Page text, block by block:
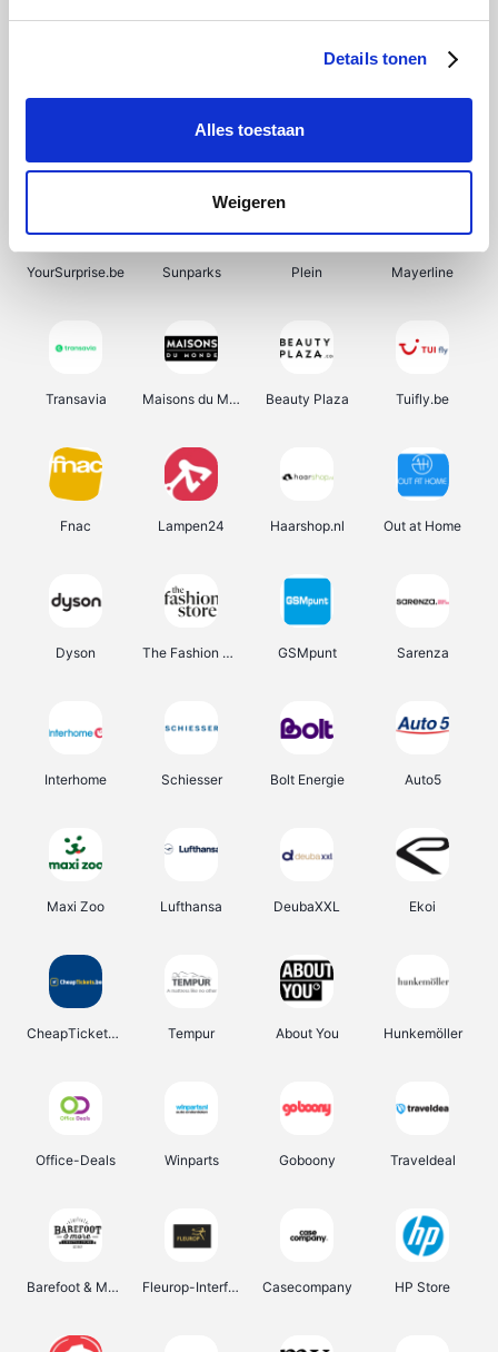
Details tonen
Alles toestaan
Weigeren
SupraBazar Shein Bergfreunde Smartwatchbanden
YourSurprise.be Sunparks Plein Mayerline
Transavia Maisons du Monde Beauty Plaza Tuifly.be
Fnac Lampen24 Haarshop.nl Out at Home
Dyson The Fashion Store GSMpunt Sarenza
Interhome Schiesser Bolt Energie Auto5
Maxi Zoo Lufthansa DeubaXXL Ekoi
CheapTickets.be Tempur About You Hunkemöller
Office-Deals Winparts Goboony Traveldeal
Barefoot & More Fleurop-Interflora Casecompany HP Store